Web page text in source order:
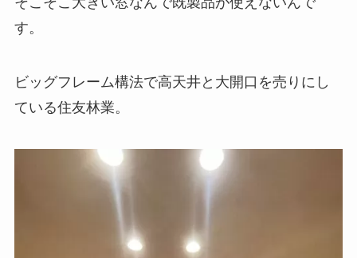
す。
ビッグフレーム構法で高天井と大開口を売りにし
ている住友林業。